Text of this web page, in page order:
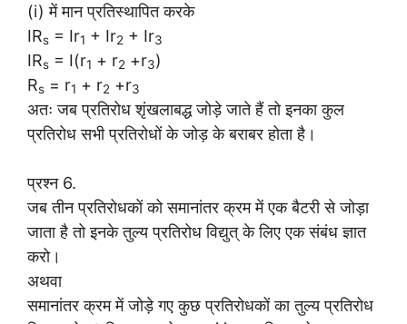
(i) में मान प्रतिस्थापित करके
IRs = Ir1 + Ir2 + Ir3
IRs = I(r1 + r2 +r3)
Rs = r1 + r2 +r3
अतः जब प्रतिरोध शृंखलाबद्ध जोड़े जाते हैं तो इनका कुल
प्रतिरोध सभी प्रतिरोधों के जोड़ के बराबर होता है।
प्रश्न 6.
जब तीन प्रतिरोधकों को समानांतर क्रम में एक बैटरी से जोड़ा
जाता है तो इनके तुल्य प्रतिरोध विद्युत् के लिए एक संबंध ज्ञात
करो।
अथवा
समानांतर क्रम में जोड़े गए कुछ प्रतिरोधकों का तुल्य प्रतिरोध